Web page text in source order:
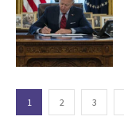
1 2 3